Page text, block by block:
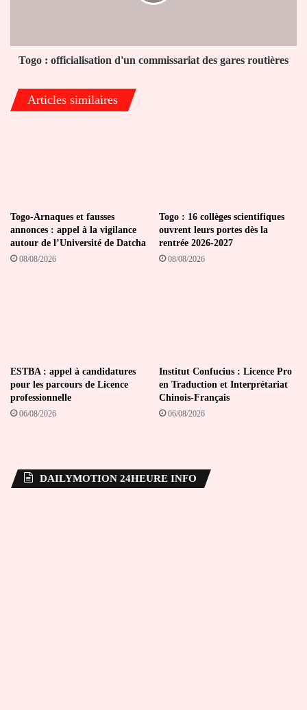
Togo : officialisation d'un commissariat des gares routières
Articles similaires
Togo-Arnaques et fausses
annonces : appel à la vigilance
autour de l’Université de Datcha
08/08/2026
Togo : 16 collèges scientifiques
ouvrent leurs portes dès la
rentrée 2026-2027
08/08/2026
ESTBA : appel à candidatures
pour les parcours de Licence
professionnelle
06/08/2026
Institut Confucius : Licence Pro
en Traduction et Interprétariat
Chinois-Français
06/08/2026
DAILYMOTION 24HEURE INFO